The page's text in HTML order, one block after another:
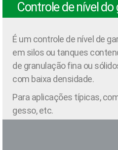
Controle de nível
É um controle de nível de
em silos ou tanques
de granulação fina ou
com baixa densidade.
Para aplicações típicas,
gesso, etc.